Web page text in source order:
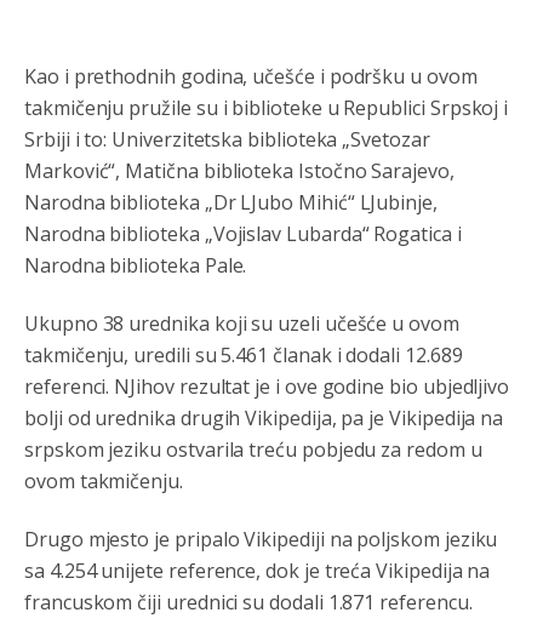
Kao i prethodnih godina, učešće i podršku u ovom
takmičenju pružile su i biblioteke u Republici Srpskoj i
Srbiji i to: Univerzitetska biblioteka „Svetozar
Marković“, Matična biblioteka Istočno Sarajevo,
Narodna biblioteka „Dr LJubo Mihić“ LJubinje,
Narodna biblioteka „Vojislav Lubarda“ Rogatica i
Narodna biblioteka Pale.
Ukupno 38 urednika koji su uzeli učešće u ovom
takmičenju, uredili su 5.461 članak i dodali 12.689
referenci. NJihov rezultat je i ove godine bio ubjedljivo
bolji od urednika drugih Vikipedija, pa je Vikipedija na
srpskom jeziku ostvarila treću pobjedu za redom u
ovom takmičenju.
Drugo mjesto je pripalo Vikipediji na poljskom jeziku
sa 4.254 unijete reference, dok je treća Vikipedija na
francuskom čiji urednici su dodali 1.871 referencu.
Анонимно2806552 8/6/2026 5:39
nije mujo turcin, mujo ue bendasr
Анонимно2806721 8/6/2026 6:37
Možete sebi umisliti da je i Kosovo dio Srbije al
nije...probajte ući bez
pasosa.Tako
Анонимно2806773 8/6/2026
АМЕРИКАНЦИ ДО КРАЈА ГОДИНЕ ОДЛАЗЕ СА
КОСОВА
Анонимно2806773 8/6/2026 6:59
Затвара се и база Бондстил, у којој је лета 1999.
Анонимно2806773 8/6/2026
7:01
Косово више није у моди, Амери се селе у Иран.